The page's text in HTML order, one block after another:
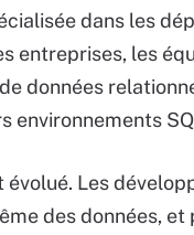
dans les
entreprises, les
données
environnements
Les
des données, et